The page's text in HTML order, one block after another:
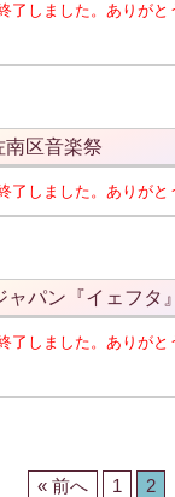
終了しました。ありが
区音楽祭
終了しました。ありが
ャパン『イェフタ
終了しました。ありが
« 前へ 1 2